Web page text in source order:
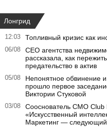
Лонгрид
12:03 Топливный кризис как
06/08
CEO агентства
рассказала, как
предательство в актив
05/08
Непонятное обвинение
прошло первое
Виктории Стуковой
03/08
Сооснователь CMO
«Искусственный
Маркетинг —